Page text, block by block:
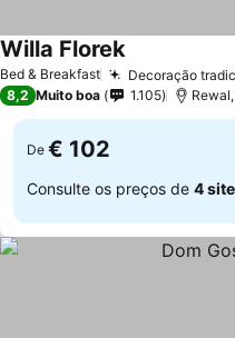
Bed & Breakfast Decoração
Willa Florek
8,2 Muito boa 1.105
De € 102
Consulte os preços de 4